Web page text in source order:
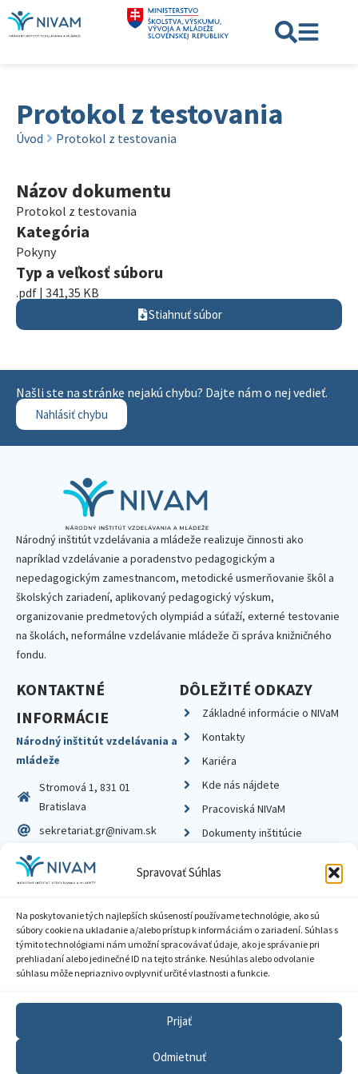
Spravovať Súhlas
Na poskytovanie tých najlepších skúseností používame technológie, ako sú
súbory cookie na ukladanie a/alebo prístup k informáciám o zariadení. Súhlas s
týmito technológiami nám umožní spracovávať údaje, ako je správanie pri
prehliadaní alebo jedinečné ID na tejto stránke. Nesúhlas alebo odvolanie
súhlasu môže nepriaznivo ovplyvniť určité vlastnosti a funkcie.
Prijať
Odmietnuť
Protokol z testovania
Úvod Protokol z testovania
Názov dokumentu
Protokol z testovania
Kategória
Pokyny
Typ a veľkosť súboru
.pdf | 341,35 KB
Stiahnuť súbor
Našli ste na stránke nejakú chybu? Dajte nám o nej vedieť.
Nahlásiť chybu
Národný inštitút vzdelávania a mládeže realizuje činnosti ako
napríklad vzdelávanie a poradenstvo pedagogickým a
nepedagogickým zamestnancom, metodické usmerňovanie škôl a
školských zariadení, aplikovaný pedagogický výskum,
organizovanie predmetových olympiád a súťaží, externé testovanie
na školách, neformálne vzdelávanie mládeže či správa knižničného
fondu.
KONTAKTNÉ
INFORMÁCIE
Národný inštitút vzdelávania a
mládeže
Stromová 1, 831 01
Bratislava
sekretariat.gr@nivam.sk
IČO: 00164348
DIČ: 2020798714
DÔLEŽITÉ ODKAZY
Základné informácie o NIVaM
Kontakty
Kariéra
Kde nás nájdete
Pracoviská NIVaM
Dokumenty inštitúcie
Zásady ochrany súkromia
Sprístupnenie informácií